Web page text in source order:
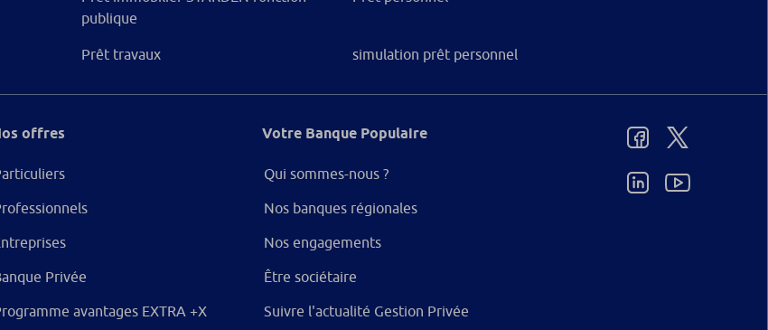
publique
Prêt travaux simulation prêt personnel
offres
Privée
avantages EXTRA +X
Votre Banque Populaire
Qui sommes-nous ?
Nos banques régionales
Nos engagements
Être sociétaire
Suivre l'actualité Gestion Privée